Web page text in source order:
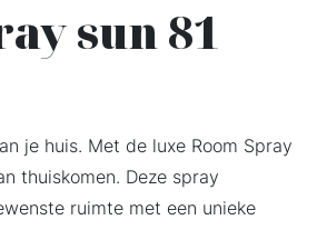
sun 81
je huis. Met de luxe Room Spray
thuiskomen. Deze spray
ruimte met een unieke